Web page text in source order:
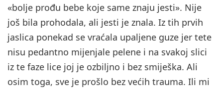
«bolje prođu bebe koje same znaju jesti». Nije
još bila prohodala, ali jesti je znala. Iz tih prvih
jaslica ponekad se vraćala upaljene guze jer tete
nisu pedantno mijenjale pelene i na svakoj slici
iz te faze lice joj je ozbiljno i bez smiješka. Ali
osim toga, sve je prošlo bez većih trauma. Ili mi